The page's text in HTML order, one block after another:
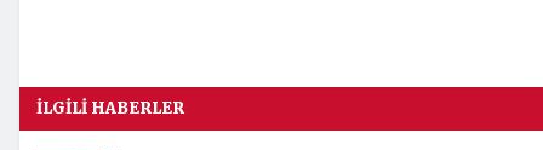
İLGILI HABERLER